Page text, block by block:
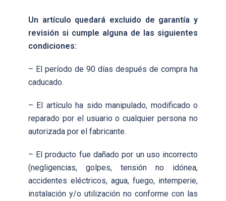
Un artículo quedará excluido de garantía y
revisión si cumple alguna de las siguientes
condiciones:
– El período de 90 días después de compra ha
caducado.
– El artículo ha sido manipulado, modificado o
reparado por el usuario o cualquier persona no
autorizada por el fabricante.
– El producto fue dañado por un uso incorrecto
(negligencias, golpes, tensión no idónea,
accidentes eléctricos, agua, fuego, intemperie,
instalación y/o utilización no conforme con las